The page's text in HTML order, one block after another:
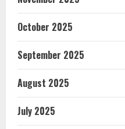
October 2025
September 2025
August 2025
July 2025